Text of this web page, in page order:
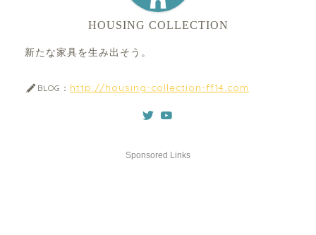
HOUSING COLLECTION
新たな家具を生み出そう。
BLOG： http://housing-collection-ff14.com
Sponsored Links